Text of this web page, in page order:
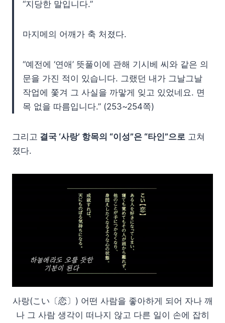
“지당한 말입니다.”
마지메의 어깨가 축 처졌다.
“예전에 ‘연애’ 뜻풀이에 관해 기시베 씨와 같은 의
문을 가진 적이 있습니다. 그랬던 내가 그날그날
작업에 쫓겨 그 사실을 까맣게 잊고 있었네요. 면
목 없을 따름입니다.” (253~254쪽)
그리고 결국 ‘사랑’ 항목의 “이성”은 “타인”으로 고쳐
졌다.
사랑(こい〔恋〕) 어떤 사람을 좋아하게 되어 자나 깨
나 그 사람 생각이 떠나지 않고 다른 일이 손에 잡히